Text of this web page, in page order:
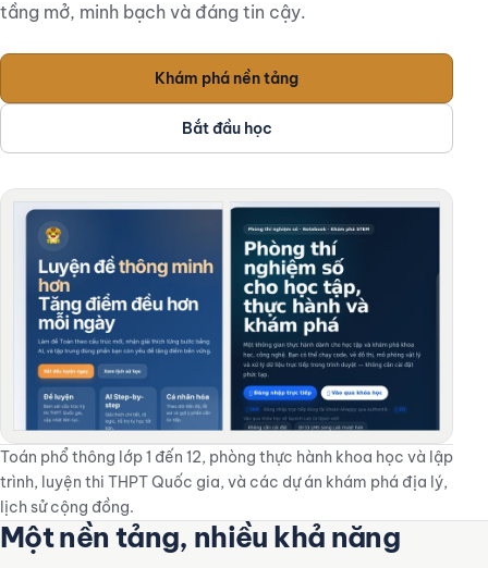
tầng mở, minh bạch và đáng tin cậy.
Khám phá nền tảng
Bắt đầu học
Toán phổ thông lớp 1 đến 12, phòng thực hành khoa học và lập
trình, luyện thi THPT Quốc gia, và các dự án khám phá địa lý,
lịch sử cộng đồng.
Một nền tảng, nhiều khả năng